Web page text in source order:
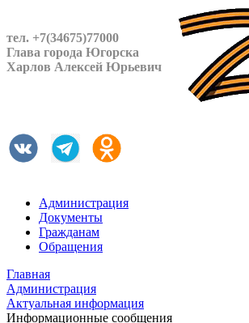
тел. +7(34675)77000
Глава города Югорска
Харлов Алексей Юрьевич
Администрация
Документы
Гражданам
Обращения
Главная
Администрация
Актуальная информация
Информационные сообщения